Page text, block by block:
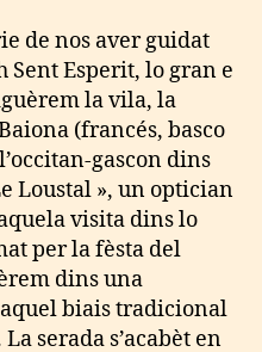
de nos aver guidat
Sent Esperit, lo gran e
la vila, la
(francés, basco
gascon dins
Loustal », un optician
visita dins lo
per la fèsta del
dins una
biais tradicional
serada s’acabèt en